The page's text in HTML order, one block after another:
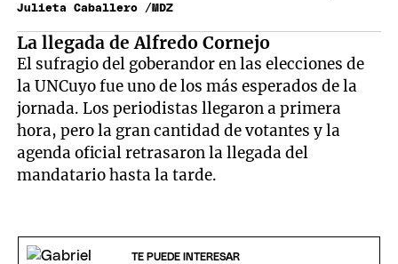
Julieta Caballero /MDZ
La llegada de Alfredo Cornejo
El sufragio del goberandor en las elecciones de
la UNCuyo fue uno de los más esperados de la
jornada. Los periodistas llegaron a primera
hora, pero la gran cantidad de votantes y la
agenda oficial retrasaron la llegada del
mandatario hasta la tarde.
TE PUEDE INTERESAR